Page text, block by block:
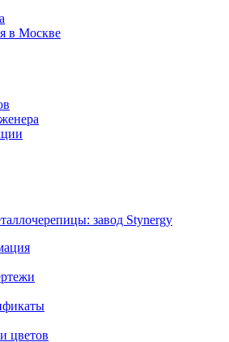
в Москве
завод Stynergy
цветов